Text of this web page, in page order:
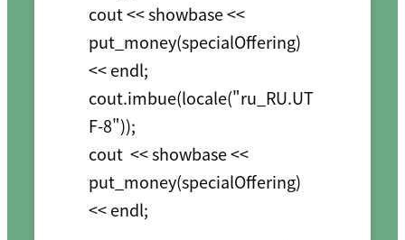
cout << showbase <<
put_money(specialOffering)
<< endl;
cout.imbue(locale("ru_RU.UT
F-8"));
cout  << showbase <<
put_money(specialOffering)